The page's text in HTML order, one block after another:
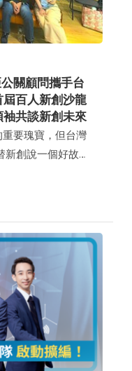
.com 泡沫的末升
年來未見，軟
多的外界關注。
關顧問攜手台
百人新創沙龍
共談新創未來
重要瑰寶，但台灣
新創說一個好故
創公關領域多年
成立將屆滿十年
創社團《台灣新創
，邀請近百家新
成出席者為創辦
公關顧問》創辦人
資交流》社團創始
磊、《QSearch》